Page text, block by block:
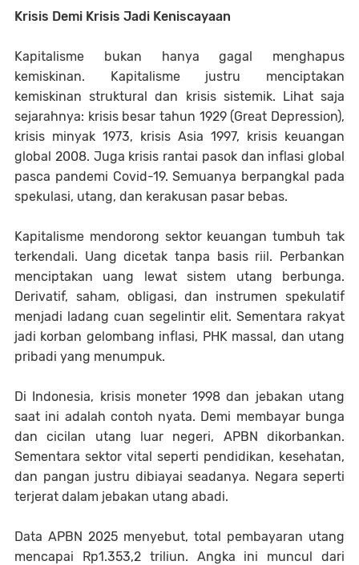
Krisis Demi Krisis Jadi Keniscayaan
Kapitalisme bukan hanya gagal menghapus
kemiskinan. Kapitalisme justru menciptakan
kemiskinan struktural dan krisis sistemik. Lihat saja
sejarahnya: krisis besar tahun 1929 (Great Depression),
krisis minyak 1973, krisis Asia 1997, krisis keuangan
global 2008. Juga krisis rantai pasok dan inflasi global
pasca pandemi Covid-19. Semuanya berpangkal pada
spekulasi, utang, dan kerakusan pasar bebas.
Kapitalisme mendorong sektor keuangan tumbuh tak
terkendali. Uang dicetak tanpa basis riil. Perbankan
menciptakan uang lewat sistem utang berbunga.
Derivatif, saham, obligasi, dan instrumen spekulatif
menjadi ladang cuan segelintir elit. Sementara rakyat
jadi korban gelombang inflasi, PHK massal, dan utang
pribadi yang menumpuk.
Di Indonesia, krisis moneter 1998 dan jebakan utang
saat ini adalah contoh nyata. Demi membayar bunga
dan cicilan utang luar negeri, APBN dikorbankan.
Sementara sektor vital seperti pendidikan, kesehatan,
dan pangan justru dibiayai seadanya. Negara seperti
terjerat dalam jebakan utang abadi.
Data APBN 2025 menyebut, total pembayaran utang
mencapai Rp1.353,2 triliun. Angka ini muncul dari